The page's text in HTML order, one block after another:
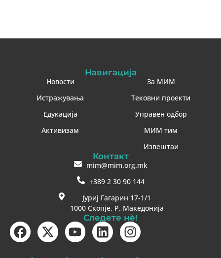
Навигација
Новости
Истражувања
Едукација
Активизам
За МИМ
Тековни проекти
Управен одбор
МИМ тим
Извештаи
Контакт
mim@mim.org.mk
+389 2 30 90 144
Јуриј Гагарин 17-1/1
1000 Скопје, Р. Македонија
Следете нè!